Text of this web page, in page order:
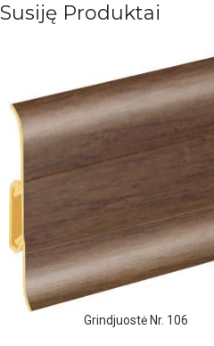
Susiję Produktai
Grindjuostė Nr. 106